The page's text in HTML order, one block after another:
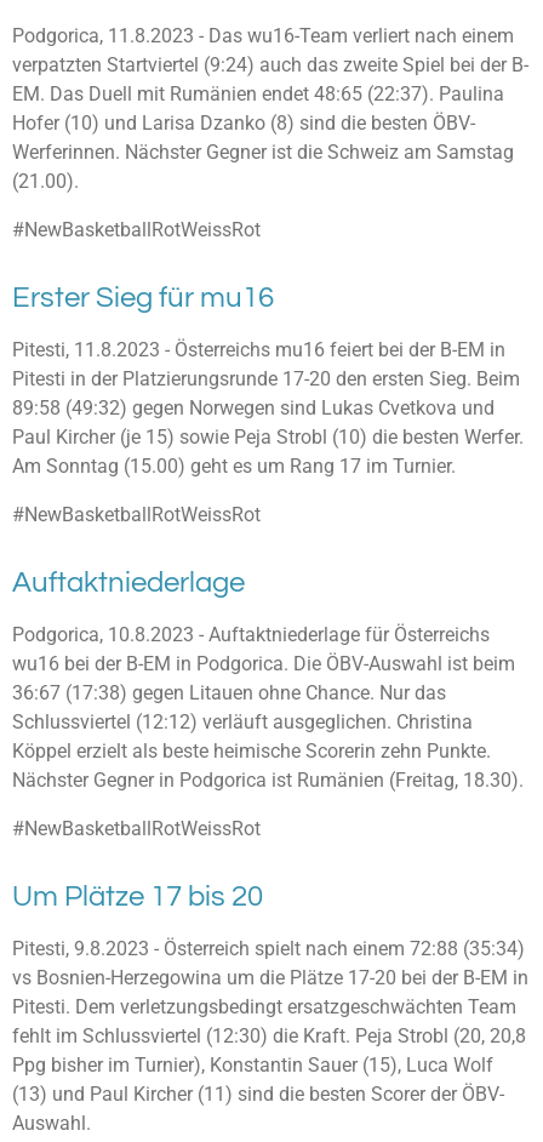
Podgorica, 11.8.2023 - Das wu16-Team verliert nach einem
verpatzten Startviertel (9:24) auch das zweite Spiel bei der B-
EM. Das Duell mit Rumänien endet 48:65 (22:37). Paulina
Hofer (10) und Larisa Dzanko (8) sind die besten ÖBV-
Werferinnen. Nächster Gegner ist die Schweiz am Samstag
(21.00).
#NewBasketballRotWeissRot
Erster Sieg für mu16
Pitesti, 11.8.2023 - Österreichs mu16 feiert bei der B-EM in
Pitesti in der Platzierungsrunde 17-20 den ersten Sieg. Beim
89:58 (49:32) gegen Norwegen sind Lukas Cvetkova und
Paul Kircher (je 15) sowie Peja Strobl (10) die besten Werfer.
Am Sonntag (15.00) geht es um Rang 17 im Turnier.
#NewBasketballRotWeissRot
Auftaktniederlage
Podgorica, 10.8.2023 - Auftaktniederlage für Österreichs
wu16 bei der B-EM in Podgorica. Die ÖBV-Auswahl ist beim
36:67 (17:38) gegen Litauen ohne Chance. Nur das
Schlussviertel (12:12) verläuft ausgeglichen. Christina
Köppel erzielt als beste heimische Scorerin zehn Punkte.
Nächster Gegner in Podgorica ist Rumänien (Freitag, 18.30).
#NewBasketballRotWeissRot
Um Plätze 17 bis 20
Pitesti, 9.8.2023 - Österreich spielt nach einem 72:88 (35:34)
vs Bosnien-Herzegowina um die Plätze 17-20 bei der B-EM in
Pitesti. Dem verletzungsbedingt ersatzgeschwächten Team
fehlt im Schlussviertel (12:30) die Kraft. Peja Strobl (20, 20,8
Ppg bisher im Turnier), Konstantin Sauer (15), Luca Wolf
(13) und Paul Kircher (11) sind die besten Scorer der ÖBV-
Auswahl.